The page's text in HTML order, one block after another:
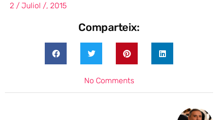
2 / Juliol /, 2015
Comparteix:
No Comments